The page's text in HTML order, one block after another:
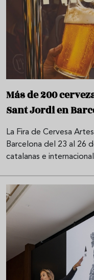
Más de 200
Sant Jordi en
La Fira de Cervesa
Barcelona del 23 al 26
catalanas e